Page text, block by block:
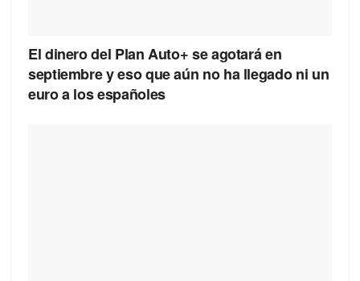
El dinero del Plan Auto+ se agotará en
septiembre y eso que aún no ha llegado ni un
euro a los españoles